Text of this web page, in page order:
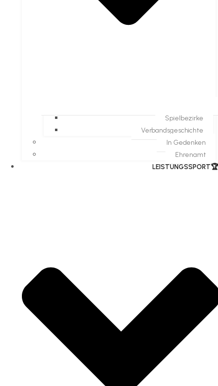
Spielbezirke
Verbandsgeschichte
In Gedenken
Ehrenamt
​LEISTUNGSSPORT🏆